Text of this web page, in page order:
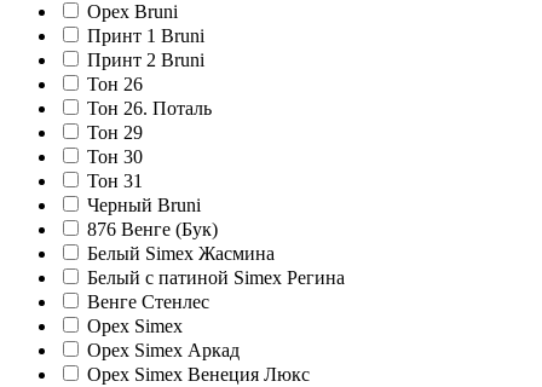
Орех Bruni
Принт 1 Bruni
Принт 2 Bruni
Тон 26
Тон 26. Поталь
Тон 29
Тон 30
Тон 31
Черный Bruni
876 Венге (Бук)
Белый Simex Жасмина
Белый с патиной Simex Регина
Венге Стенлес
Орех Simex
Орех Simex Аркад
Орех Simex Венеция Люкс